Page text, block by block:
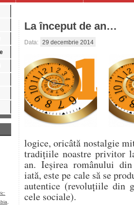
La început de an…
Data: 29 decembrie 2014
logice, oricâtă nostalgie
tradițiile noastre privitor
an. Ieșirea românului din
iată, este pe cale să se
autentice (revoluțiile din
cele sociale).